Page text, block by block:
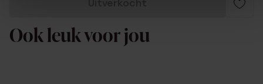
Ook leuk voor jou